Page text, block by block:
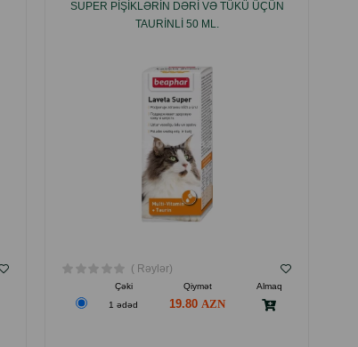
SUPER PIŞIKLƏRIN DƏRI VƏ TÜKÜ ÜÇÜN
TAURINLI 50 ML.
( Rəylər)
Çəki Qiymət
Almaq
1 ədəd
19.80